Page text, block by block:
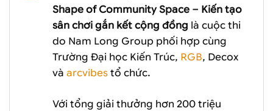
Shape of Community Space – Kiến tạo
sân chơi gắn kết cộng đồng là cuộc thi
do Nam Long Group phối hợp cùng
Trường Đại học Kiến Trúc, RGB, Decox
vàarcvibes tổ chức.
Với tổng giải thưởng hơn 200 triệu